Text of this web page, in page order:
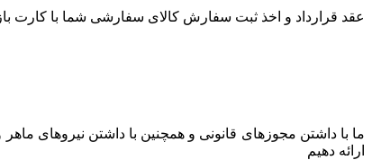
عقد قرارداد و اخذ ثبت سفارش کالای سفارشی شما با کارت
ما با داشتن مجوزهای قانونی و همچنین با داشتن نیروهای
ارائه دهیم